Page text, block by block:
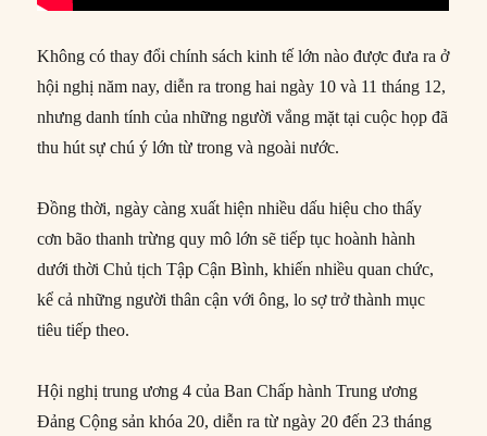
Không có thay đổi chính sách kinh tế lớn nào được đưa ra ở
hội nghị năm nay, diễn ra trong hai ngày 10 và 11 tháng 12,
nhưng danh tính của những người vắng mặt tại cuộc họp đã
thu hút sự chú ý lớn từ trong và ngoài nước.
Đồng thời, ngày càng xuất hiện nhiều dấu hiệu cho thấy
cơn bão thanh trừng quy mô lớn sẽ tiếp tục hoành hành
dưới thời Chủ tịch Tập Cận Bình, khiến nhiều quan chức,
kể cả những người thân cận với ông, lo sợ trở thành mục
tiêu tiếp theo.
Hội nghị trung ương 4 của Ban Chấp hành Trung ương
Đảng Cộng sản khóa 20, diễn ra từ ngày 20 đến 23 tháng